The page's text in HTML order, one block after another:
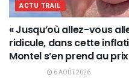
ACTU TRAIL
« Jusqu’où allez-vous
ridicule, dans cette
Montel s’en prend au
6 AOÛT 2026